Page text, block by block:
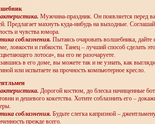
Мужчина-праздник. Он появляется перед
Предлагает махнуть куда-нибудь на выходные.
и чувства юмора.
соблазнения. Пытаясь очаровать волшебника,
ловкости и гибкости. Танец – лучший способ сделать
лотоса», вы его не разочаруете.
в его доме, вы можете так и не узнать, как
или испытаете на прочность компьютерное кресло.
Дорогой костюм, до блеска начищенные
и дешевого кокетства. Хотите соблазнить его –
соблазнения. Будьте слегка капризной –
прежде всего.